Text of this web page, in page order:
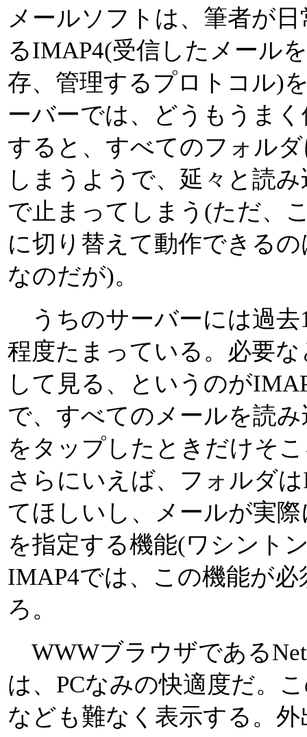
メールソフトは、筆者が
るIMAP4(受信したメール
存、管理するプロトコル)
ーバーでは、どうもうま
すると、すべてのフォル
しまうようで、延々と読
で止まってしまう(ただ、
に切り替えて動作できる
なのだが)。
うちのサーバーには過去
程度たまっている。必要
して見る、というのが
で、すべてのメールを読
をタップしたときだけそ
さらにいえば、フォルダ
てほしいし、メールが実
を指定する機能(ワシント
IMAP4では、この機能が
ろ。
WWWブラウザである
は、PCなみの快適度だ。
なども難なく表示する。